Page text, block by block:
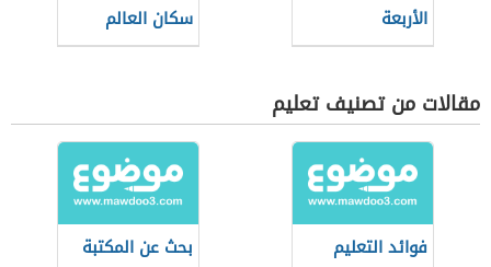
الأربعة
سكان العالم
مقالات من تصنيف تعليم
فوائد التعليم
بحث عن المكتبة